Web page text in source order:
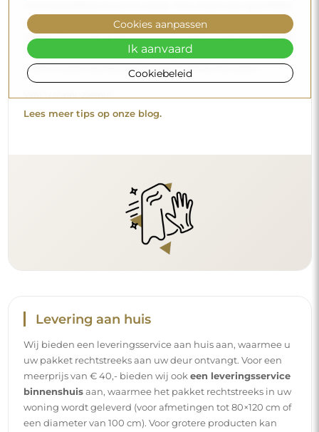
producten, zorg er dan voor dat ze een neutrale pH
hebben (rond de 7). Vermijd krachtige reinigingsmiddelen
die azijn, ammoniak of sterke zuren bevatten – zo bewaart
u een mooie weerspiegeling gedurende vele jaren.
Wilt u meer weten?
Lees meer tips op onze blog.
Levering aan huis
Wij bieden een leveringsservice aan huis aan, waarmee u
uw pakket rechtstreeks aan uw deur ontvangt. Voor een
meerprijs van € 40,- bieden wij ookeen leveringsservice
binnenshuisaan, waarmee het pakket rechtstreeks in uw
woning wordt geleverd (voor afmetingen tot 80×120 cm of
een diameter van 100 cm). Voor grotere producten kan
Cookiebeleid
Cookies aanpassen
Ik aanvaard